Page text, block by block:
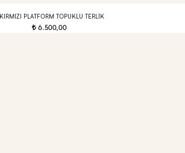
KIRMIZI PLATFORM TOPUKLU TERLIK
t 6.500,00